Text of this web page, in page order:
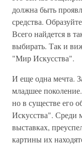
должна быть
средства.
Всего найдется в
выбирать. Так и
"Мир Искусства".
И еще одна мечта.
младшее
но в существе его
Искусства". Среди
выставках,
картины их